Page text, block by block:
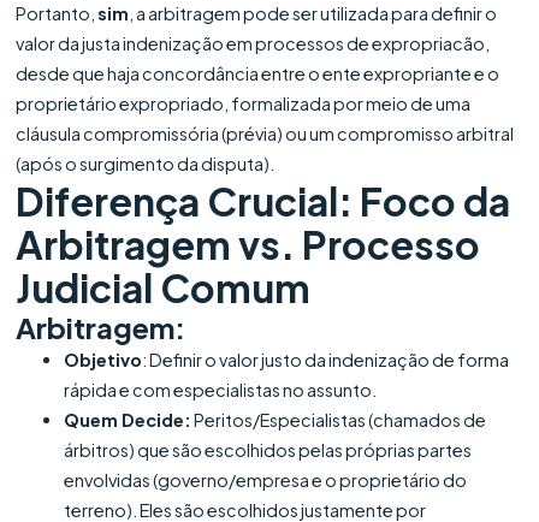
Portanto,sim , a arbitragem pode ser utilizada para definir o
valor da justa indenização em processos de expropriacão,
desde que haja concordância entre o ente expropriante e o
proprietário expropriado, formalizada por meio de uma
cláusula compromissória (prévia) ou um compromisso arbitral
(após o surgimento da disputa).
Diferença Crucial: Foco da
Arbitragem vs. Processo
Judicial Comum
Arbitragem:
Objetivo: Definir o valor justo da indenização de forma
rápida e com especialistas no assunto.
Quem Decide: Peritos/Especialistas (chamados de
árbitros) que são escolhidos pelas próprias partes
envolvidas (governo/empresa e o proprietário do
terreno). Eles são escolhidos justamente por